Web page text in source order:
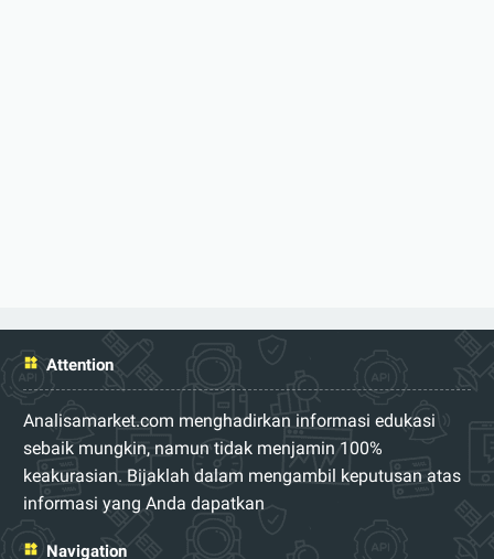
Attention
Analisamarket.com menghadirkan informasi edukasi
sebaik mungkin, namun tidak menjamin 100%
keakurasian. Bijaklah dalam mengambil keputusan atas
informasi yang Anda dapatkan
Navigation